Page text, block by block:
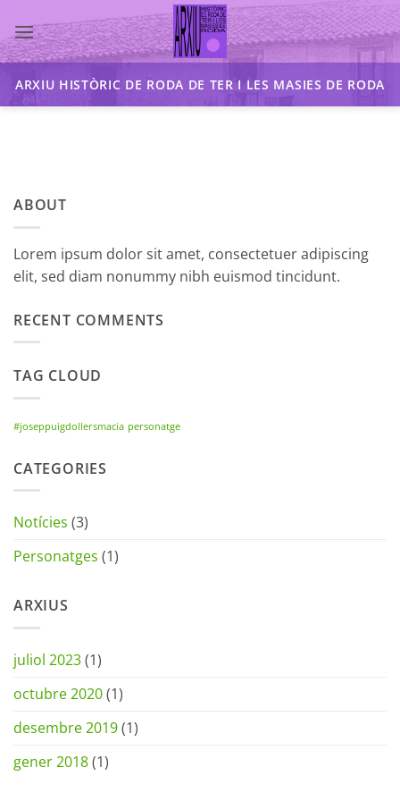
to
content
ARXIU HISTÒRIC DE RODA DE TER I LES MASIES DE RODA
ABOUT
Lorem ipsum dolor sit amet, consectetuer adipiscing
elit, sed diam nonummy nibh euismod tincidunt.
RECENT COMMENTS
TAG CLOUD
#joseppuigdollersmacia personatge
CATEGORIES
Notícies (3)
Personatges (1)
ARXIUS
juliol 2023(1)
octubre 2020(1)
desembre 2019(1)
gener 2018(1)